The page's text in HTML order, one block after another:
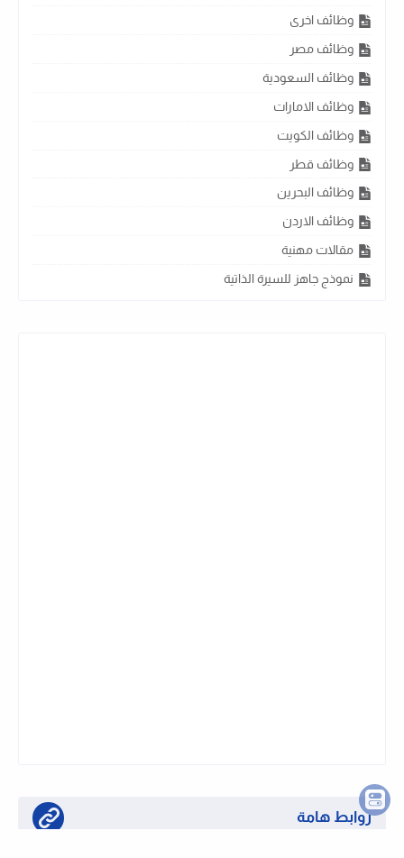
وظائف اخرى
وظائف مصر
وظائف السعودية
وظائف الامارات
وظائف الكويت
وظائف قطر
وظائف البحرين
وظائف الاردن
مقالات مهنية
نموذج جاهز للسيرة الذاتية
روابط هامة